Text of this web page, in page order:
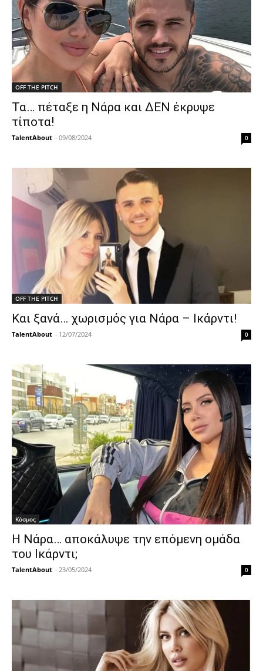
OFF THE PITCH
Τα… πέταξε η Νάρα και ΔΕΝ έκρυψε
τίποτα!
TalentAbout - 09/08/2024 0
OFF THE PITCH
Και ξανά… χωρισμός για Νάρα – Ικάρντι!
TalentAbout - 12/07/2024 0
Κόσμος
Η Νάρα… αποκάλυψε την επόμενη ομάδα
του Ικάρντι;
TalentAbout - 23/05/2024 0